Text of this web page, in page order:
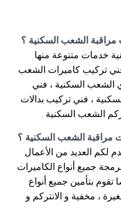
مراقبة الشعب السكنية ؟
خدمات متنوعة منها
تركيب كاميرات الشعب
الشعب السكنية ، فني
، فني تركيب بدالات
الشعب السكنية .
مراقبة الشعب السكنية ؟
لكم العديد من الأعمال
جميع أنواع الكاميرات
تقوم بتأمين جميع أنواع
، مخفية و الانتركم و